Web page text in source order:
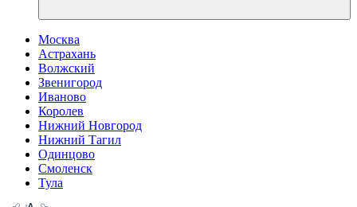
Москва
Астрахань
Волжский
Звенигород
Иваново
Королев
Нижний Новгород
Нижний Тагил
Одинцово
Смоленск
Тула